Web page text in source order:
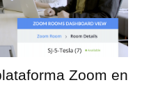
Zoom en